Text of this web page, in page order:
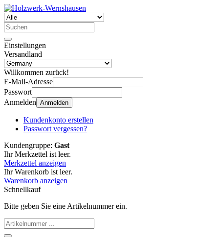
Einstellungen
Versandland
Willkommen zurück!
E-Mail-Adresse
Passwort
Anmelden Anmelden
Kundenkonto erstellen
Passwort vergessen?
Kundengruppe: Gast
Ihr Merkzettel ist leer.
Merkzettel anzeigen
Ihr Warenkorb ist leer.
Warenkorb anzeigen
Schnellkauf
Bitte geben Sie eine Artikelnummer ein.